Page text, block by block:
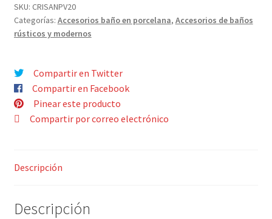
Detalles ceremonia, regalo publicitario, promocional
Contacto
SKU: CRISANPV20
Categorías: Accesorios baño en porcelana, Accesorios de baños
rústicos y modernos
Compartir en Twitter
Compartir en Facebook
Pinear este producto
Compartir por correo electrónico
Descripción
Descripción